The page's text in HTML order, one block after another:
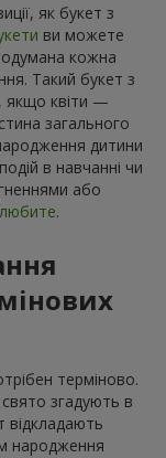
як букет з
ви можете
кожна
Такий букет з
якщо квіти —
загального
дитини
в навчанні чи
або
любите.
терміново.
згадують в
відкладають
народження